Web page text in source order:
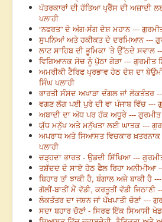
ਪੱਤਰਕਾਰਾਂ ਦੀ ਹੱਤਿਆ ਪ੍ਰੈੱਸ ਦੀ ਅਜ਼ਾਦੀ
ਪਲਾਹੀ
“ਨਫਰਤ” ਦੇ ਅੰਗ-ਸੰਗ ਦੇਸ਼ ਮਹਾਨ ---
ਸੁਪਨਿਆਂ ਅਤੇ ਹਕੀਕਤ ਦੇ ਦਰਮਿਆਨ ---
ਲਾਟ ਸਾਹਿਬ ਦੀ ਭੂਮਿਕਾ ’ਤੇ ਉੱਠਦੇ ਸਵਾਲ
ਵਿਗਿਆਨਕ ਸੋਚ ਨੂੰ ਪੁੱਠਾ ਗੇੜਾ --- ਗੁਰਮੀਤ
ਅਮਰੀਕੀ ਟੈਰਿਫ ਪ੍ਰਭਾਵ ਹੇਠ ਦੇਸ਼ ਦਾ
ਸਿੰਘ ਪਲਾਹੀ
ਭਾਰਤੀ ਸੰਸਦ ਅਖਾੜਾ ਦੰਗਲ ਜਾਂ ਲੋਕਤੰਤਰ
ਵਗਣ ਲੱਗ ਪਈ ਪੁਰੇ ਦੀ ਵਾ ਪੰਜਾਬ ਵਿੱਚ ---
ਅਬਾਦੀ ਦਾ ਅੱਧ ਪਰ ਹੱਕ ਅਧੂਰੇ --- ਗੁਰਮੀਤ
ਯੁੱਧ ਮਨੁੱਖ ਅਤੇ ਮਨੁੱਖਤਾ ਲਈ ਘਾਤਕ ---
ਅਪਰਾਧ ਅਤੇ ਸਿਆਸਤ ਵਿਚਕਾਰ
ਪਲਾਹੀ
ਚੜ੍ਹਦਾ ਭਾਰਤ - ਉਡਦੀ ਸਿੱਖਿਆ ---
ਤਸ਼ੱਦਦ ਦੇ ਸਾਏ ਹੇਠ ਫੈਲ ਰਿਹਾ ਅਨੀਮੀਆ
ਬਿਹਾਰ ਤਾਂ ਝਾਕੀ ਹੈ, ਬੰਗਾਲ ਅਜੇ ਬਾਕੀ ਹੈ
ਗੱਲੀਂ-ਬਾਤੀਂ ਮੈਂ ਵੱਡੀ, ਕਰਤੂਤੀਂ ਵੱਡੀ ਜਿਠਾਣੀ
ਲੋਕਤੰਤਰ ਦਾ ਜਸ਼ਨ ਜਾਂ ਪੱਖਪਾਤੀ ਚੋਣਾਂ ---
ਸਦਾ ਬਹਾਰ ਚੋਣਾਂ - ਸਿਰਫ ਇੱਕ ਸਿਆਸੀ